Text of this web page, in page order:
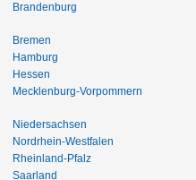
Brandenburg
Bremen
Hamburg
Hessen
Mecklenburg-Vorpommern
Niedersachsen
Nordrhein-Westfalen
Rheinland-Pfalz
Saarland